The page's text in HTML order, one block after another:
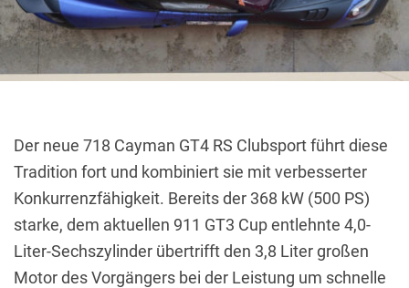
Der neue 718 Cayman GT4 RS Clubsport führt diese
Tradition fort und kombiniert sie mit verbesserter
Konkurrenzfähigkeit. Bereits der 368 kW (500 PS)
starke, dem aktuellen 911 GT3 Cup entlehnte 4,0-
Liter-Sechszylinder übertrifft den 3,8 Liter großen
Motor des Vorgängers bei der Leistung um schnelle